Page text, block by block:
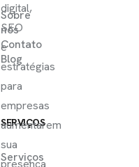
Sobre
nós
Contato
Blog
SERVIÇOS
Serviços
digital,
SEO
e
estratégias
para
empresas
aumentarem
sua
presença